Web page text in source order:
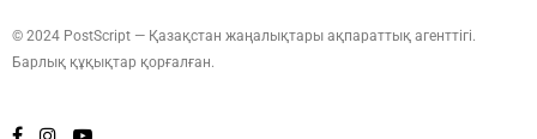
© 2024 PostScript — Қазақстан жаңалықтары ақпараттық агенттігі.
Барлық құқықтар қорғалған.